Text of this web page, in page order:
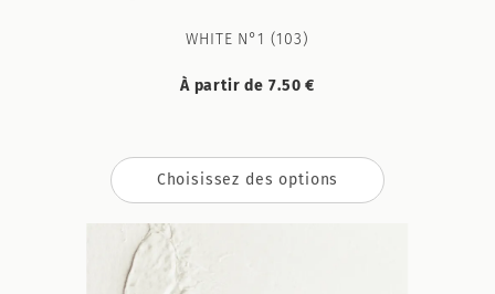
WHITE N°1 (103)
À partir de 7.50 €
Choisissez des options